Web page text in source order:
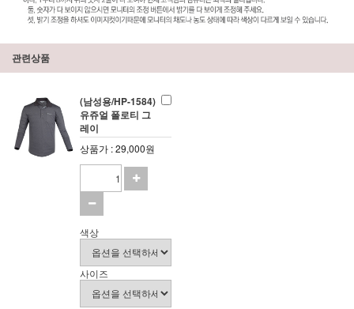
관련상품
(남성용/HP-1584)
유쥬얼 폴로티 그
레이
상품가 : 29,000원
색상
사이즈